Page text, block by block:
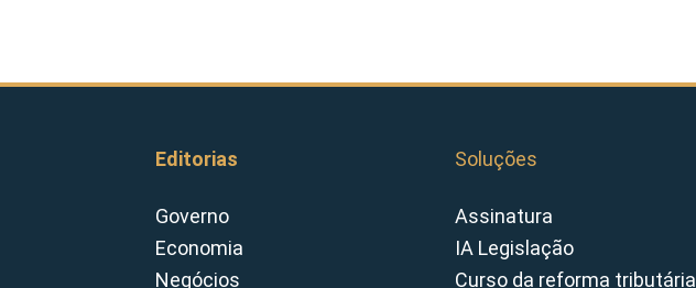
Editorias
Governo
Economia
Negócios
Soluções
Assinatura
IA Legislação
Curso da reforma tributária